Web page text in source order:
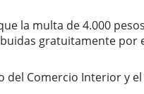
la multa de 4.000
gratuitamente por
Comercio Interior y